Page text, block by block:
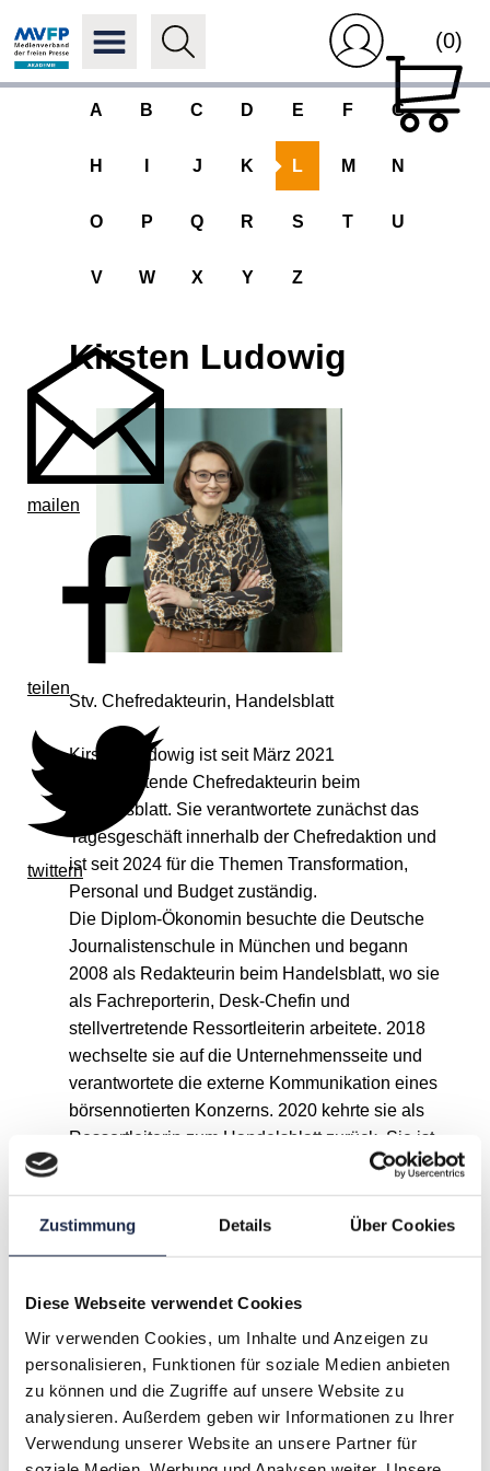
Zustimmung Details Über Cookies
Diese Webseite verwendet Cookies
Wir verwenden Cookies, um Inhalte und Anzeigen zu
personalisieren, Funktionen für soziale Medien anbieten
zu können und die Zugriffe auf unsere Website zu
analysieren. Außerdem geben wir Informationen zu Ihrer
Verwendung unserer Website an unsere Partner für
(0)
A B C D E F G
H J K L M N
O P Q R S T U
V W X Y Z
mailen
teilen
twittern
Kirsten Ludowig
Stv. Chefredakteurin, Handelsblatt
Kirsten Ludowig ist seit März 2021
stellvertretende Chefredakteurin beim
Handelsblatt. Sie verantwortete zunächst das
Tagesgeschäft innerhalb der Chefredaktion und
ist seit 2024 für die Themen Transformation,
Personal und Budget zuständig.
Die Diplom-Ökonomin besuchte die Deutsche
Journalistenschule in München und begann
2008 als Redakteurin beim Handelsblatt, wo sie
als Fachreporterin, Desk-Chefin und
stellvertretende Ressortleiterin arbeitete. 2018
wechselte sie auf die Unternehmensseite und
verantwortete die externe Kommunikation eines
börsennotierten Konzerns. 2020 kehrte sie als
Ressortleiterin zum Handelsblatt zurück. Sie ist
Mitinitiatorin des Frauen-Wirtschaftsnetzwerks
PULSE der Handelsblatt Media Group.
H I J K L M N
O P Q R S T U